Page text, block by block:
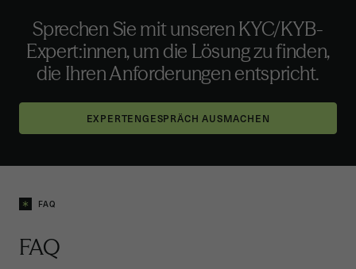
Sprechen Sie mit unseren KYC/KYB-
Expert:innen, um die Lösung zu finden,
die Ihren Anforderungen entspricht.
EXPERTENGESPRÄCH AUSMACHEN
FAQ
FAQ